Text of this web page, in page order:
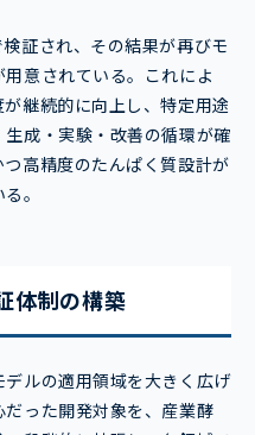
証され、その結果が再びモ
意されている。これによ
継続的に向上し、特定用途
成・実験・改善の循環が確
高精度のたんぱく質設計が
。
体制の構築
ルの適用領域を大きく広げ
った開発対象を、産業酵